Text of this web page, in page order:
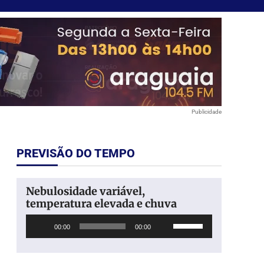
Publicidade
PREVISÃO DO TEMPO
Nebulosidade variável,
temperatura elevada e chuva
00:00 00:00